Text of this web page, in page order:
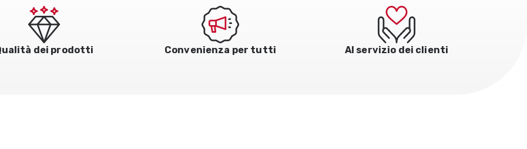
dei prodotti Convenienza per tutti Al servizio dei clienti